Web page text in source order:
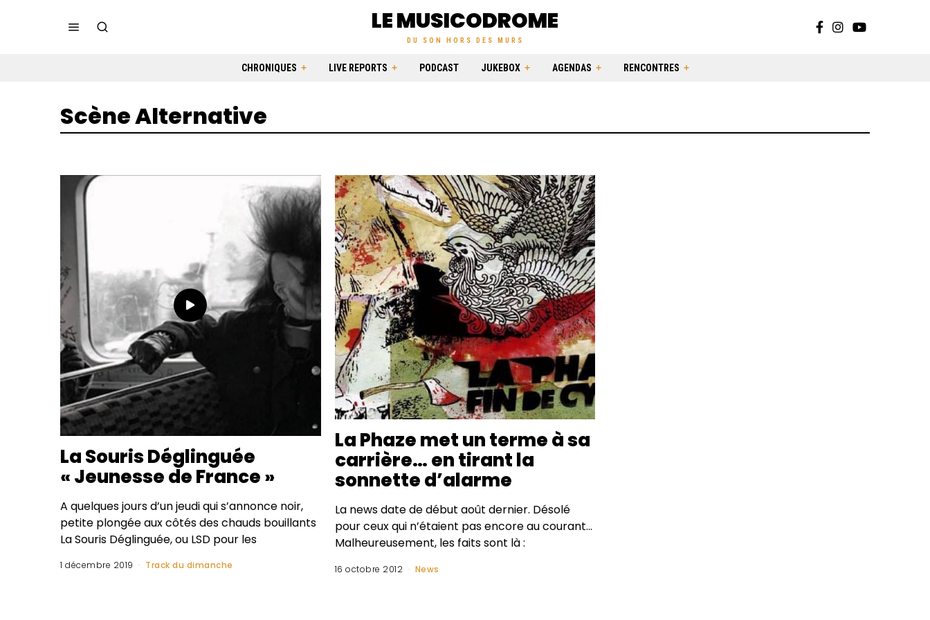
LE MUSICODROME
DU SON HORS DES MURS
CHRONIQUES LIVE REPORTS PODCAST JUKEBOX AGENDAS RENCONTRES
Scène Alternative
La Souris Déglinguée
« Jeunesse de France »
A quelques jours d’un jeudi qui s’annonce noir,
petite plongée aux côtés des chauds bouillants
La Souris Déglinguée, ou LSD pour les
1 décembre 2019 Track du dimanche
La Phaze met un terme à sa
carrière… en tirant la
sonnette d’alarme
La news date de début août dernier. Désolé
pour ceux qui n’étaient pas encore au courant…
Malheureusement, les faits sont là :
16 octobre 2012 News